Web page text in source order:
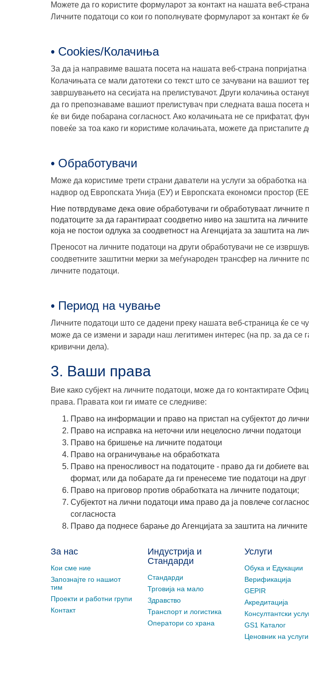
Можете да го користите формуларот за контакт на нашата веб-
Личните податоци со кои го пополнувате формуларот за контакт
• Cookies/Колачиња
За да ја направиме вашата посета на нашата веб-странa
Колачињата се мали датотеки со текст што се зачувани на вашиот
завршувањето на сесијата на прелистувачот. Други колачиња
да го препознаваме вашиот прелистувач при следната ваша
ќе ви биде побарана согласност. Ако колачињата не се прифатат,
повеќе за тоа како ги користиме колачињата, можете да пристапите
• Обработувачи
Може да користиме трети страни даватели на услуги за обработка
надвор од Европската Унија (ЕУ) и Европската економси простор
Ние потврдуваме дека овие обработувачи ги обработуваат личните
податоците за да гарантираат соодветно ниво на заштита на
која не постои одлука за соодветност на Агенцијата за заштита на
Преносот на личните податоци на други обработувачи не се
соодветните заштитни мерки за меѓународен трансфер на личните
личните податоци.
• Период на чување
Личните податоци што се дадени преку нашата веб-страница ќе се
може да се измени и заради наш легитимен интерес (на пр. за да се
кривични дела).
3. Ваши права
Вие како субјект на личните податоци, може да го контактирате
права. Правата кои ги имате се следниве:
Право на информации и право на пристап на субјектот до
Право на исправка на неточни или нецелосно лични податоци
Право на бришење на личните податоци
Право на ограничување на обработката
Право на преносливост на податоците - право да ги добиете
формат, или да побарате да ги пренесеме тие податоци на друг
Право на приговор против обработката на личните податоци;
Субјектот на лични податоци има право да ја повлече
согласноста
Право да поднесе барање до Агенцијата за заштита на
За нас
Кои сме ние
Запознајте го нашиот
тим
Проекти и работни групи
Контакт
Индустрија и
Стандарди
Стандарди
Трговија на мало
Здравство
Транспорт и логистика
Оператори со храна
Услуги
Обука и Едукации
Верификација
GEPIR
Акредитација
Консултантски
GS1 Каталог
Ценовник на услуги